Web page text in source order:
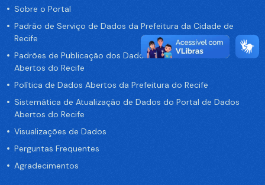
Sobre o Portal
Padrão de Serviço de Dados da Prefeitura da Cidade de
Recife
Padrões de Publicação dos Dados no Portal de Dados
Abertos do Recife
Política de Dados Abertos da Prefeitura do Recife
Sistemática de Atualização de Dados do Portal de Dados
Abertos do Recife
Visualizações de Dados
Perguntas Frequentes
Agradecimentos